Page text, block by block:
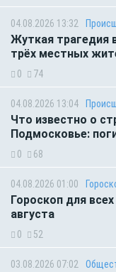
04.08.2026 13:32
Жуткая трагедия
трёх местных
0 74
04.08.2026 13:04
Что известно о
Подмосковье:
0 68
04.08.2026 01:00
Гороскоп для
августа
0 52
03.08.2026 07:02